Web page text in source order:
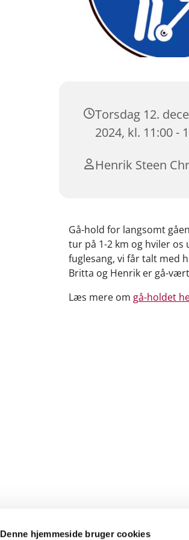
Denne hjemmeside bruger cookies
Torsdag 12.
2024, kl. 11:00 -
Henrik Steen
Gå-hold for langsomt
tur på 1-2 km og hviler
fuglesang, vi får talt med
Britta og Henrik er gå-
Læs mere om gå-holdet